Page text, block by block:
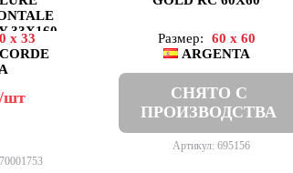
33X160
x 33
шт
Размер:
60 x 60
ARGENTA
СНЯТО С
ПРОИЗВОДСТВА
Артикул: 695156